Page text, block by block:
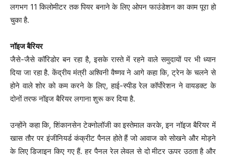
लगभग 11 किलोमीटर तक पियर बनाने के लिए ओपन फाउंडेशन का काम पूरा हो
चुका है.
नॉइज बैरियर
जैसे-जैसे कॉरिडोर बन रहा है, इसके रास्ते में रहने वाले समुदायों पर भी ध्यान
दिया जा रहा है. केंद्रीय मंत्री अश्विनी वैष्णव ने आगे कहा कि, ट्रेन के चलने से
होने वाले शोर को कम करने के लिए, हाई-स्पीड रेल कॉर्पोरेशन ने वायडक्ट के
दोनों तरफ नॉइज बैरियर लगाना शुरू कर दिया है.
उन्होंने कहा कि, शिंकानसेन टेक्नोलॉजी का इस्तेमाल करके, इन नॉइज बैरियर में
खास तौर पर इंजीनियर्ड कंक्रीट पैनल होते हैं जो आवाज को सोखने और मोड़ने
के लिए डिजाइन किए गए हैं. हर पैनल रेल लेवल से दो मीटर ऊपर उठता है और